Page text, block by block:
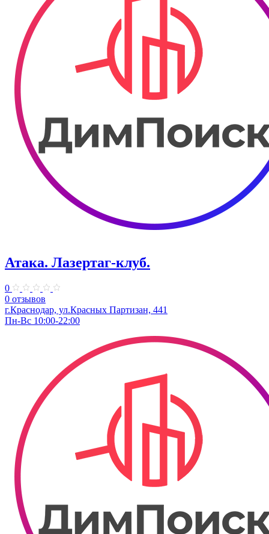
Атака. ​Лазертаг-клуб.
0
0 отзывов
г.Краснодар, ул.Красных Партизан, 441
Пн-Вс 10:00-22:00